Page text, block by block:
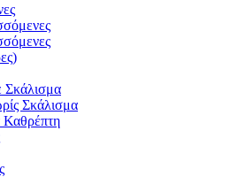
Σκάλισμα
Σκάλισμα
Καθρέπτη